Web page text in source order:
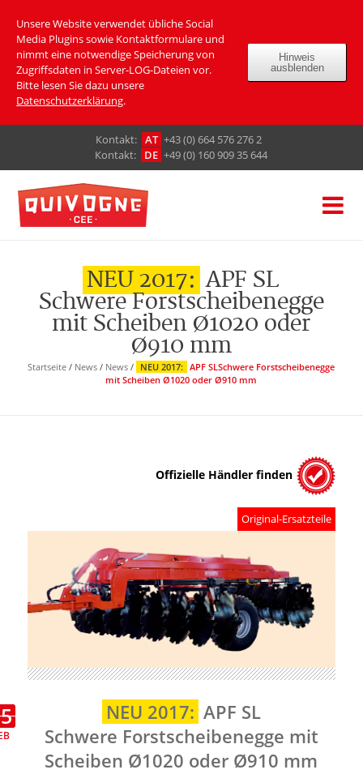
Unsere Website verwendet übliche Social
Media Plugins sowie Kontaktformulare und
nimmt eine notwendige Speicherung von
Zugriffsdaten in Server-LOG-Dateien vor.
Bitte lesen Sie dazu unsere
Datenschutzerklärung.
Hinweis
ausblenden
Кontakt: AT +43 (0) 664 576 276 2
Кontakt:
DE +49 (0) 160 909 35 644
NEU 2017: APF SL
Schwere Forstscheibenegge
mit Scheiben Ø1020 oder
Ø910 mm
Startseite / News / News / NEU 2017: APF SLSchwere Forstscheibenegge
mit Scheiben Ø1020 oder Ø910 mm
Offizielle Händler finden
Original-Ersatzteile
NEU 2017: APF SL
Schwere Forstscheibenegge mit
Scheiben Ø1020 oder Ø910 mm